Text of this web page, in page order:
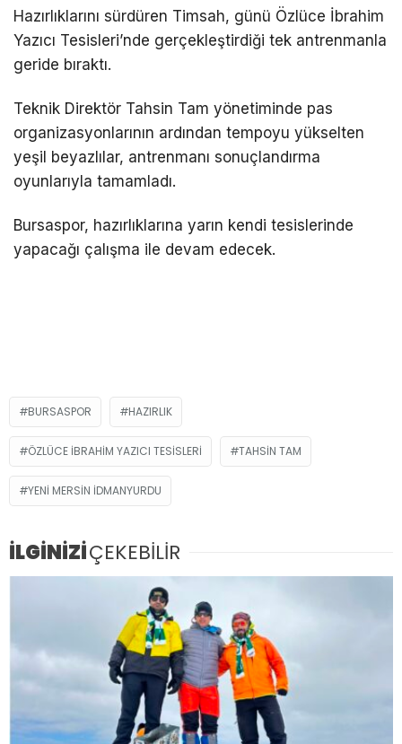
Hazırlıklarını sürdüren Timsah, günü Özlüce İbrahim
Yazıcı Tesisleri’nde gerçekleştirdiği tek antrenmanla
geride bıraktı.
Teknik Direktör Tahsin Tam yönetiminde pas
organizasyonlarının ardından tempoyu yükselten
yeşil beyazlılar, antrenmanı sonuçlandırma
oyunlarıyla tamamladı.
Bursaspor, hazırlıklarına yarın kendi tesislerinde
yapacağı çalışma ile devam edecek.
BURSASPOR HAZIRLIK
ÖZLÜCE İBRAHIM YAZICI TESISLERI TAHSIN TAM
YENİ MERSİN İDMANYURDU
İLGİNİZİÇEKEBİLİR